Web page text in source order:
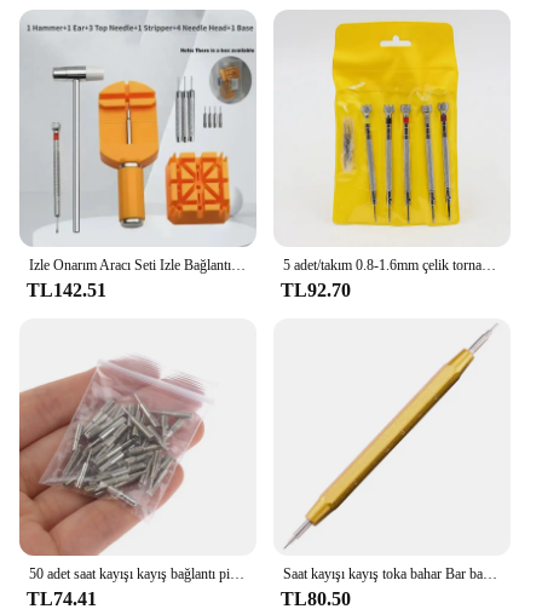
Izle Onarım Aracı Seti Izle Bağlantı Bandı Yarık Kayış Bilezik Zincir Pimi Sökücü Ayarlayıcı Araç Kiti Profesyonel Watchmak için
TL142.51
5 adet/takım 0.8-1.6mm çelik tornavida izle tamir taşınabilir izle araçları bant kaldırma Mini bağlantı pimleri ile saatçi araçları
TL92.70
50 adet saat kayışı kayış bağlantı pimleri sökücü ayarlayıcı saatçiler için onarım aracı kiti yedek sökücü bahar Bar seti
TL74.41
Saat kayışı kayış toka bahar Bar bağlantı pimi sökücü onarım açacağı ölçme aracı alüminyum alaşım profesyonel izle araçları
TL80.50